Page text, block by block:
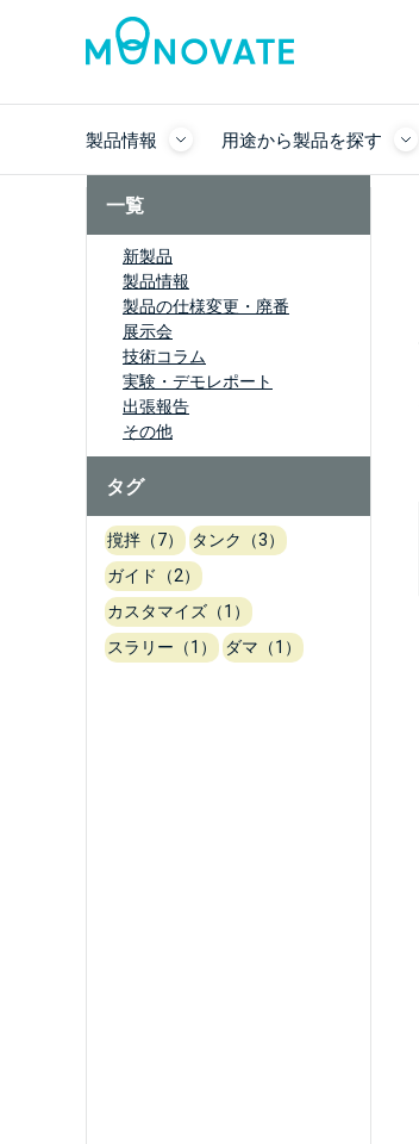
製品情報 用途から製品を探す
一覧
新製品
製品情報
製品の仕様変更・廃番
展示会
技術コラム
実験・デモレポート
出張報告
その他
タグ
撹拌（7）
タンク（3）
ガイド（2）
カスタマイズ（1）
スラリー（1）
ダマ（1）